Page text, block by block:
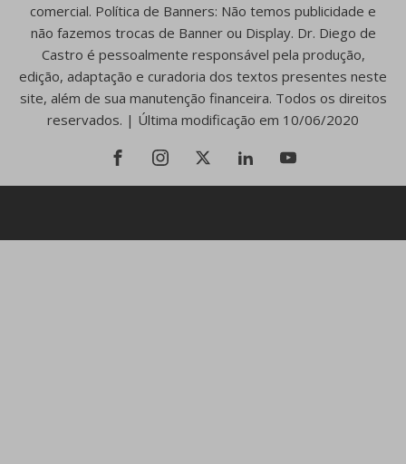
comercial. Política de Banners: Não temos publicidade e
não fazemos trocas de Banner ou Display. Dr. Diego de
Castro é pessoalmente responsável pela produção,
edição, adaptação e curadoria dos textos presentes neste
site, além de sua manutenção financeira. Todos os direitos
reservados. | Última modificação em 10/06/2020